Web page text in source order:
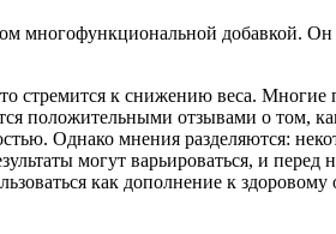
многофункциональной добавкой.
стремится к снижению веса.
положительными отзывами о том,
Однако мнения разделяются:
могут варьироваться, и перед
как дополнение к здоровому